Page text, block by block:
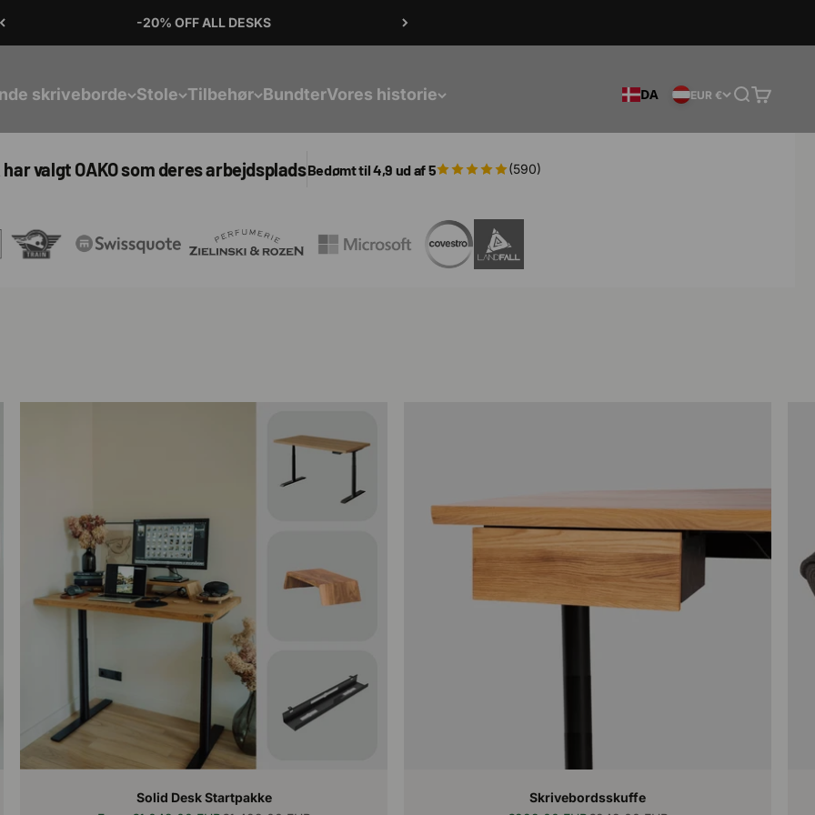
Gratis forsendelse med DHL Express 🌎✈️
skriveborde Stole Tilbehør BundterVores historie DA EUR € Søg efter
Vogn
valgt OAKO som deres arbejdspladsBedømt til 4,9 ud af 5 (590)
Solid Desk Startpakke
Skrivebordsskuffe